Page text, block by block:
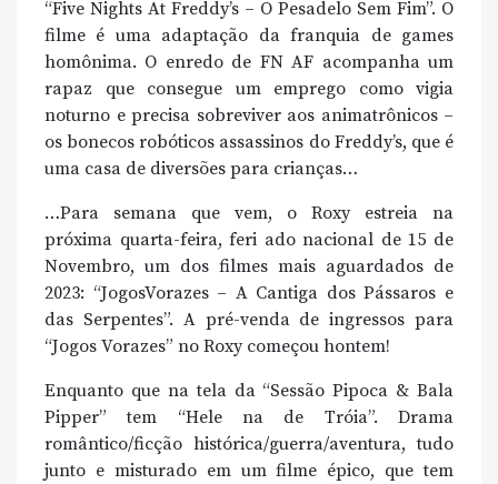
“Five Nights At Freddy’s – O Pesadelo Sem Fim”. O
filme é uma adaptação da franquia de games
homônima. O enredo de FN AF acompanha um
rapaz que consegue um emprego como vigia
noturno e precisa sobreviver aos animatrônicos –
os bonecos robóticos assassinos do Freddy’s, que é
uma casa de diversões para crianças…
…Para semana que vem, o Roxy estreia na
próxima quarta-feira, feri ado nacional de 15 de
Novembro, um dos filmes mais aguardados de
2023: “JogosVorazes – A Cantiga dos Pássaros e
das Serpentes”. A pré-venda de ingressos para
“Jogos Vorazes” no Roxy começou hontem!
Enquanto que na tela da “Sessão Pipoca & Bala
Pipper” tem “Hele na de Tróia”. Drama
romântico/ficção histórica/guerra/aventura, tudo
junto e misturado em um filme épico, que tem